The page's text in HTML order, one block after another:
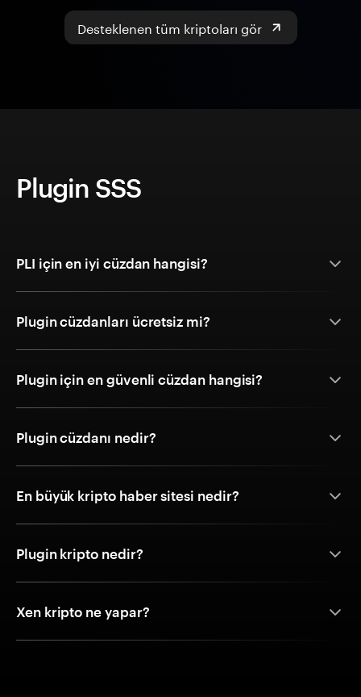
Desteklenen tüm kriptoları gör
Plugin SSS
PLI için en iyi cüzdan hangisi?
Plugin cüzdanları ücretsiz mi?
Plugin için en güvenli cüzdan hangisi?
Plugin cüzdanı nedir?
En büyük kripto haber sitesi nedir?
Plugin kripto nedir?
Xen kripto ne yapar?